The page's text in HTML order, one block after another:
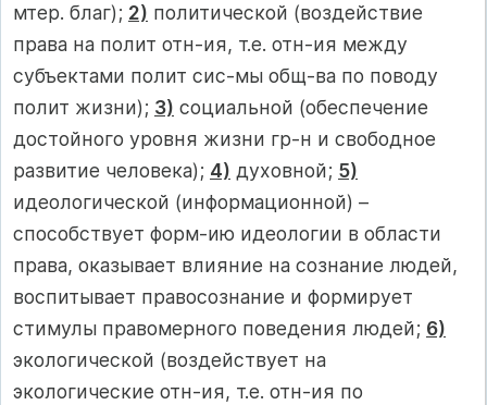
мтер. благ); 2) политической (воздействие
права на полит отн-ия, т.е. отн-ия между
субъектами полит сис-мы общ-ва по поводу
полит жизни); 3) социальной (обеспечение
достойного уровня жизни гр-н и свободное
развитие человека); 4) духовной; 5)
идеологической (информационной) –
способствует форм-ию идеологии в области
права, оказывает влияние на сознание людей,
воспитывает правосознание и формирует
стимулы правомерного поведения людей; 6)
экологической (воздействует на
экологические отн-ия, т.е. отн-ия по